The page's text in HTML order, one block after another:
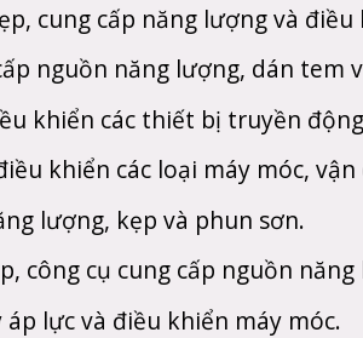
cung cấp năng lượng và
nguồn năng lượng, dán tem
khiển các thiết bị truyền
khiển các loại máy móc,
lượng, kẹp và phun sơn.
công cụ cung cấp nguồn
áp lực và điều khiển máy móc.